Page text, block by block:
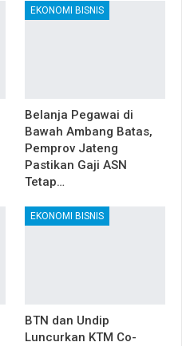
EKONOMI BISNIS
Belanja Pegawai di
Bawah Ambang Batas,
Pemprov Jateng
Pastikan Gaji ASN
Tetap…
EKONOMI BISNIS
BTN dan Undip
Luncurkan KTM Co-